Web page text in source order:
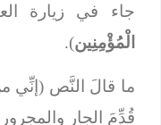
جاء في زيارة
الْمُؤْمِنِين).
ما قالَ النَّص (إنِّي
قُدِّمَ الجار